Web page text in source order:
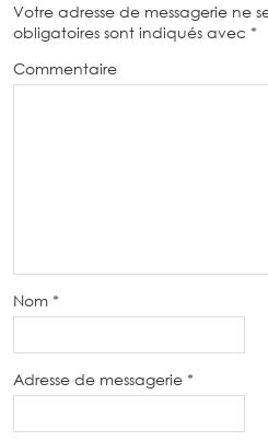
Votre adresse de messagerie ne
obligatoires sont indiqués avec *
Commentaire
Nom *
Adresse de messagerie *